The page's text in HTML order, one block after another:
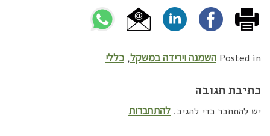
Posted in השמנה וירידה במשקל, כללי
כתיבת תגובה
יש להתחבר כדי להגיב. להתחברות